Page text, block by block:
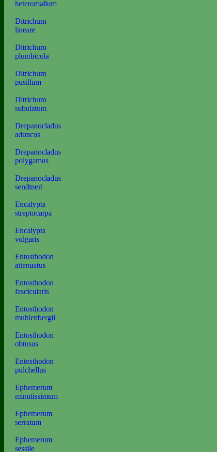
heteromallum
Ditrichum
lineare
Ditrichum
plumbicola
Ditrichum
pusillum
Ditrichum
subulatum
Drepanocladus
aduncus
Drepanocladus
polygamus
Drepanocladus
sendtneri
Encalypta
streptocarpa
Encalypta
vulgaris
Entosthodon
attenuatus
Entosthodon
fascicularis
Entosthodon
muhlenbergii
Entosthodon
obtusus
Entosthodon
pulchellus
Ephemerum
minutissimum
Ephemerum
serratum
Ephemerum
sessile